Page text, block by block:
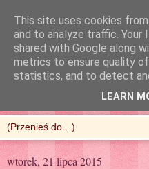
R'n'G Kitchen
wtorek, 21 lipca 2015
This site uses cookies
and to analyze traffic. Your
shared with Google along
metrics to ensure quality
statistics, and to detect
LEARN